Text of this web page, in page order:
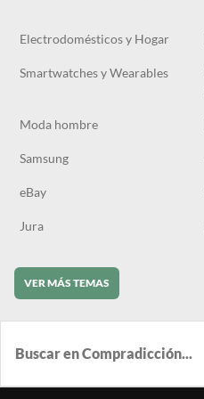
Electrodomésticos y Hogar
Smartwatches y Wearables
Moda hombre
Samsung
eBay
Jura
VER MÁS TEMAS